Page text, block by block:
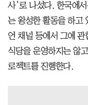
사’로 나섰다. 한국에
는 왕성한 활동을 하고
언 채널 등에서 그에
식당을 운영하지는 않
로젝트를 진행한다.